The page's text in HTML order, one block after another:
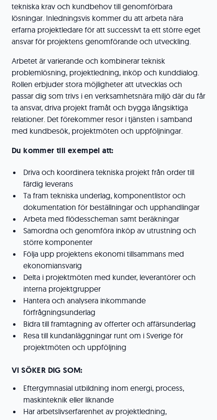
tekniska krav och kundbehov till genomförbara
lösningar. Inledningsvis kommer du att arbeta nära
erfarna projektledare för att successivt ta ett större eget
ansvar för projektens genomförande och utveckling.
Arbetet är varierande och kombinerar teknisk
problemlösning, projektledning, inköp och kunddialog.
Rollen erbjuder stora möjligheter att utvecklas och
passar dig som trivs i en verksamhetsnära miljö där du får
ta ansvar, driva projekt framåt och bygga långsiktiga
relationer. Det förekommer resor i tjänsten i samband
med kundbesök, projektmöten och uppföljningar.
Du kommer till exempel att:
Driva och koordinera tekniska projekt från order till
färdig leverans
Ta fram tekniska underlag, komponentlistor och
dokumentation för beställningar och upphandlingar
Arbeta med flödesscheman samt beräkningar
Samordna och genomföra inköp av utrustning och
större komponenter
Följa upp projektens ekonomi tillsammans med
ekonomiansvarig
Delta i projektmöten med kunder, leverantörer och
interna projektgrupper
Hantera och analysera inkommande
förfrågningsunderlag
Bidra till framtagning av offerter och affärsunderlag
Resa till kundanläggningar runt om i Sverige för
projektmöten och uppföljning
VI SÖKER DIG SOM:
Eftergymnasial utbildning inom energi, process,
maskinteknik eller liknande
Har arbetslivserfarenhet av projektledning,